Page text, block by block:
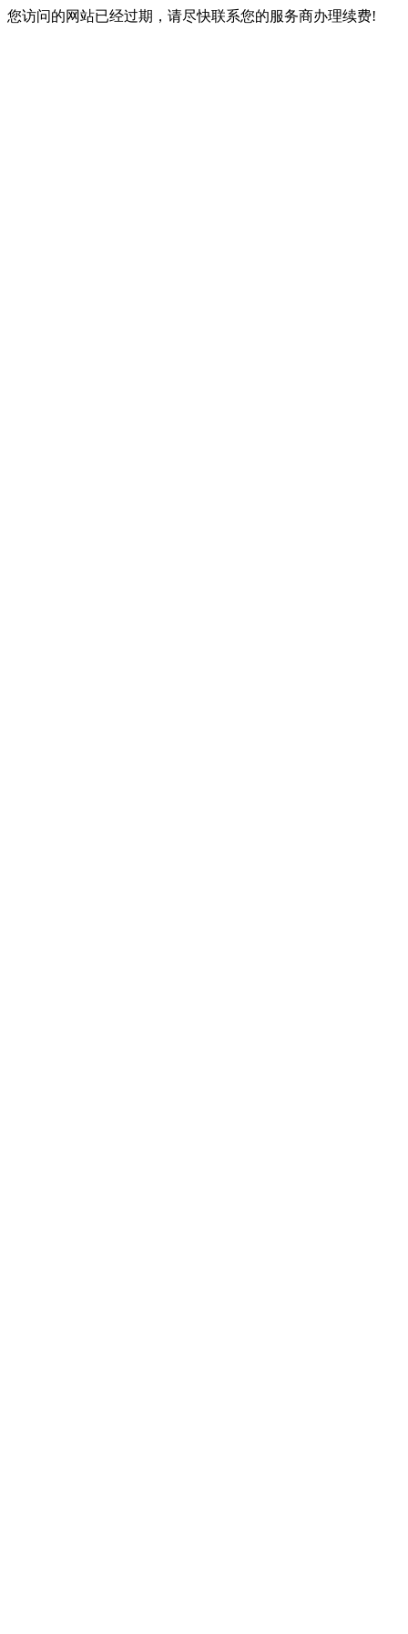
您访问的网站已经过期，请尽快联系您的服务商办理续费!